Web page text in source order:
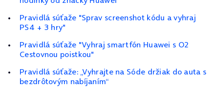
Pravidlá súťaže "Sprav screenshot kódu a vyhraj
PS4 + 3 hry"
Pravidlá súťaže "Vyhraj smartfón Huawei s O2
Cestovnou poistkou"
Pravidlá súťaže: „Vyhrajte na Sóde držiak do auta s
bezdrôtovým nabíjaním“